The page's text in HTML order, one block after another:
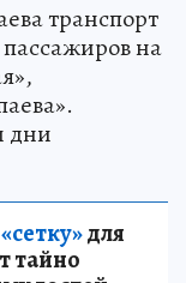
транспорт
на
дни
для
тайно